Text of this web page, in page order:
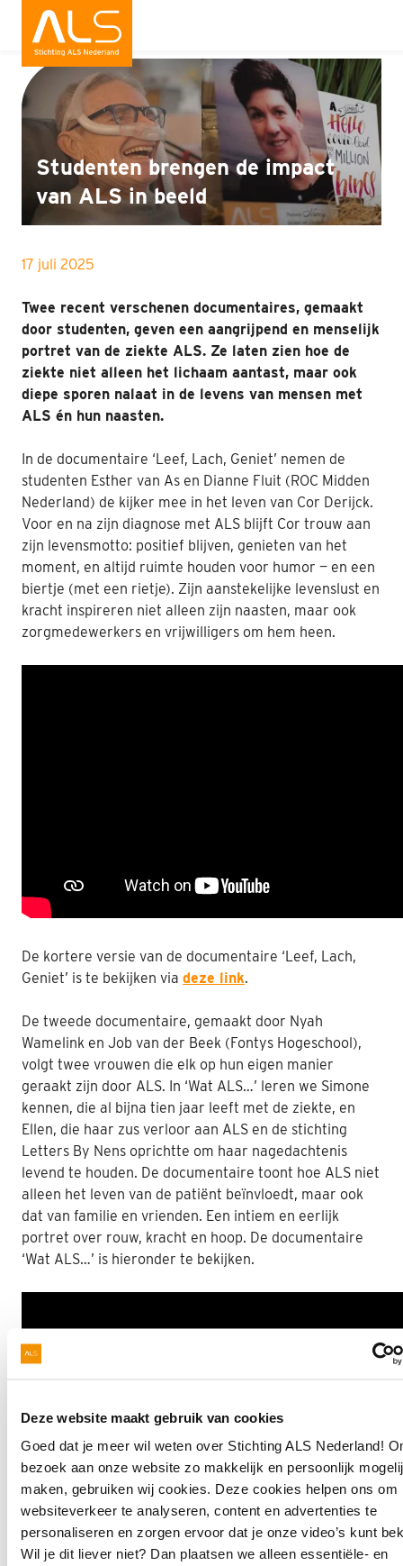
Deze website maakt gebruik van cookies
Goed dat je meer wil weten over Stichting ALS Nederland!
bezoek aan onze website zo makkelijk en persoonlijk
maken, gebruiken wij cookies. Deze cookies helpen ons om
websiteverkeer te analyseren, content en advertenties te
personaliseren en zorgen ervoor dat je onze video’s kunt
Wil je dit liever niet? Dan plaatsen we alleen essentiële- en
Wat is ALS
Wat kun jij doen
Bedrijven
Onderzoek
Wat doen wij
Patiënten
Nieuws
Interviews
Webshop
Contact
Nieuws
Studenten brengen de impact
van ALS in beeld
17 juli 2025
Twee recent verschenen documentaires, gemaakt
door studenten, geven een aangrijpend en menselijk
portret van de ziekte ALS. Ze laten zien hoe de
ziekte niet alleen het lichaam aantast, maar ook
diepe sporen nalaat in de levens van mensen met
ALS én hun naasten.
In de documentaire ‘Leef, Lach, Geniet’ nemen de
studenten Esther van As en Dianne Fluit (ROC Midden
Nederland) de kijker mee in het leven van Cor Derijck.
Voor en na zijn diagnose met ALS blijft Cor trouw aan
zijn levensmotto: positief blijven, genieten van het
moment, en altijd ruimte houden voor humor — en een
biertje (met een rietje). Zijn aanstekelijke levenslust en
kracht inspireren niet alleen zijn naasten, maar ook
zorgmedewerkers en vrijwilligers om hem heen.
De kortere versie van de documentaire ‘Leef, Lach,
Geniet’ is te bekijken via deze link.
De tweede documentaire, gemaakt door Nyah
Wamelink en Job van der Beek (Fontys Hogeschool),
volgt twee vrouwen die elk op hun eigen manier
geraakt zijn door ALS. In ‘Wat ALS…’ leren we Simone
kennen, die al bijna tien jaar leeft met de ziekte, en
Ellen, die haar zus verloor aan ALS en de stichting
Letters By Nens oprichtte om haar nagedachtenis
levend te houden. De documentaire toont hoe ALS niet
alleen het leven van de patiënt beïnvloedt, maar ook
dat van familie en vrienden. Een intiem en eerlijk
portret over rouw, kracht en hoop. De documentaire
‘Wat ALS…’ is hieronder te bekijken.